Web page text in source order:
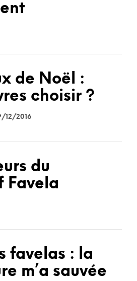
de Noël :
choisir ?
12/2016
du
Favela
favelas : la
m’a sauvée